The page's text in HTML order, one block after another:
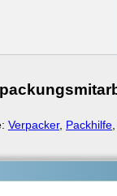
Verpacker, Packhilfe